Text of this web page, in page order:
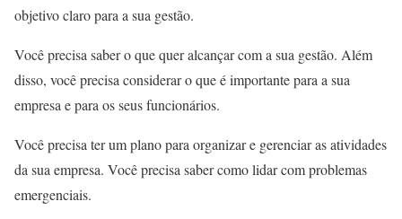
objetivo claro para a sua gestão.
Você precisa saber o que quer alcançar com a sua gestão. Além
disso, você precisa considerar o que é importante para a sua
empresa e para os seus funcionários.
Você precisa ter um plano para organizar e gerenciar as atividades
da sua empresa. Você precisa saber como lidar com problemas
emergenciais.